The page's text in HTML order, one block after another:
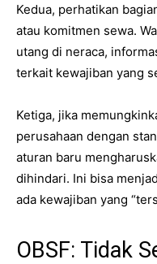
Kedua, perhatikan
atau komitmen sewa.
utang di neraca,
terkait kewajiban yang
Ketiga, jika
perusahaan dengan
aturan baru
dihindari. Ini bisa
ada kewajiban yang
OBSF: Tidak